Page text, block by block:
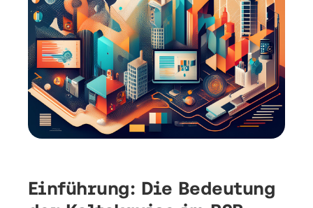
Einführung: Die Bedeutung